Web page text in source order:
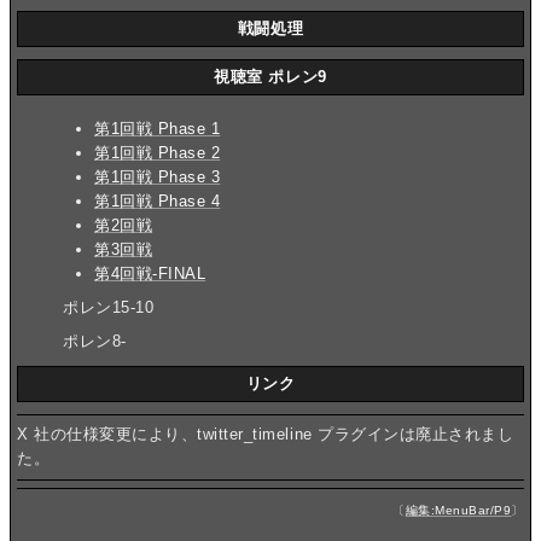
戦闘処理
視聴室 ポレン9
第1回戦 Phase 1
第1回戦 Phase 2
第1回戦 Phase 3
第1回戦 Phase 4
第2回戦
第3回戦
第4回戦-FINAL
ポレン15-10
ポレン8-
リンク
X 社の仕様変更により、twitter_timeline プラグインは廃止されまし
た。
〔編集:MenuBar/P9〕